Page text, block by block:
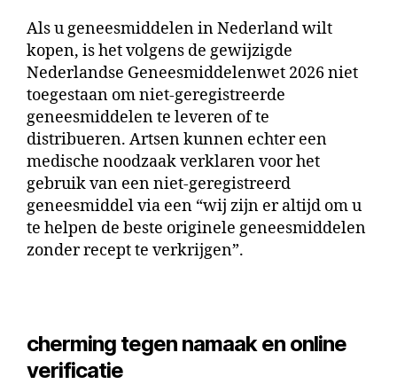
Als u geneesmiddelen in Nederland wilt
kopen, is het volgens de gewijzigde
Nederlandse Geneesmiddelenwet 2026 niet
toegestaan ​​om niet-geregistreerde
geneesmiddelen te leveren of te
distribueren. Artsen kunnen echter een
medische noodzaak verklaren voor het
gebruik van een niet-geregistreerd
geneesmiddel via een “wij zijn er altijd om u
te helpen de beste originele geneesmiddelen
zonder recept te verkrijgen”.
cherming tegen namaak en online
verificatie